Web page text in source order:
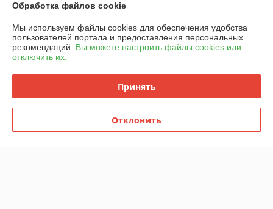
График работы
Политика обработки cookies
Обработка файлов cookie
Мы используем файлы cookies для обеспечения удобства
пользователей портала и предоставления персональных
рекомендаций. Вы можете настроить файлы cookies или
отключить их.
Принять
Отклонить